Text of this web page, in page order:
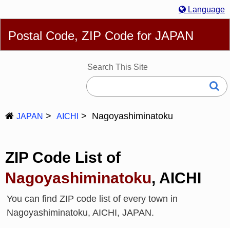
Language
Deutsch
Français Bahasa Melayu 한국어
Italiano
日本語
Postal Code, ZIP Code for JAPAN
Search This Site
JAPAN AICHI Nagoyashiminatoku
ZIP Code List of
Nagoyashiminatoku, AICHI
You can find ZIP code list of every town in
Nagoyashiminatoku, AICHI, JAPAN.